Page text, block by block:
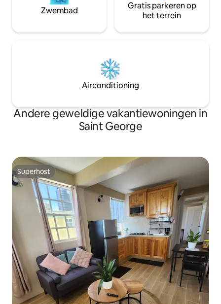
Zwembad
Gratis parkeren op
het terrein
Airconditioning
Andere geweldige vakantiewoningen in
Saint George
Superhost
Superhost